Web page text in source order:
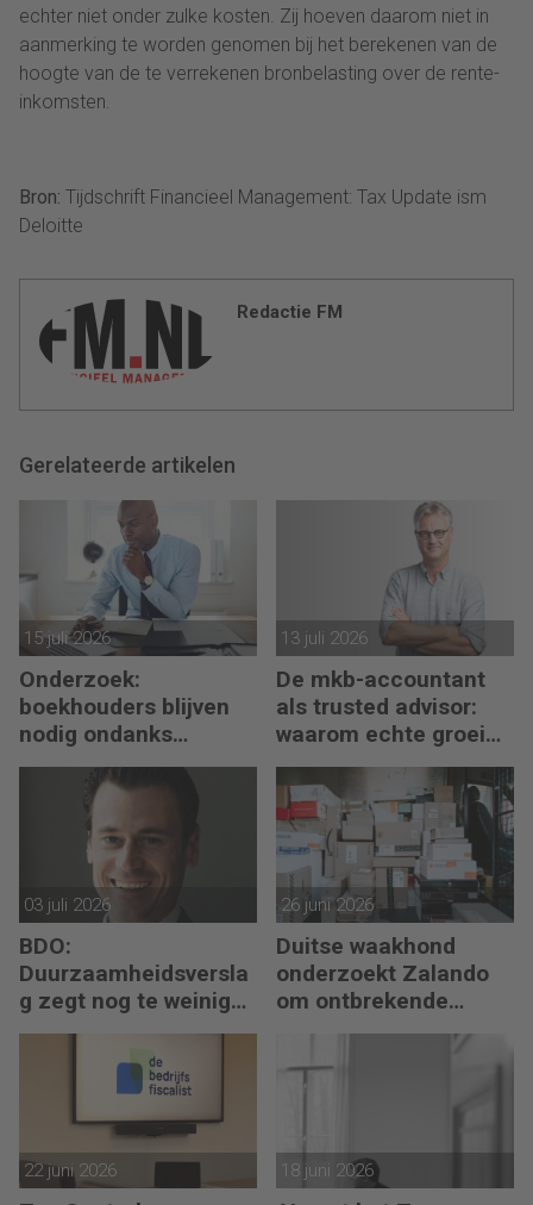
echter niet onder zulke kosten. Zij hoeven daarom niet in
aanmerking te worden genomen bij het berekenen van de
hoogte van de te verrekenen bronbelasting over de rente-
inkomsten.
Bron: Tijdschrift Financieel Management: Tax Update ism
Deloitte
Redactie FM
Gerelateerde artikelen
15 juli 2026
Onderzoek:
boekhouders blijven
nodig ondanks
boekhoudsoftware
13 juli 2026
De mkb-accountant
als trusted advisor:
waarom echte groei
begint met reflectie
03 juli 2026
BDO:
Duurzaamheidsversla
g zegt nog te weinig
over waarde en risico’s
26 juni 2026
Duitse waakhond
onderzoekt Zalando
om ontbrekende
transactie in
22 juni 2026 18 juni 2026